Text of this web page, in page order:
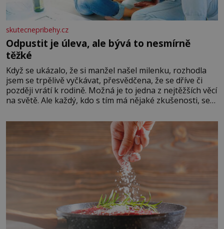
skutecnepribehy.cz
Odpustit je úleva, ale bývá to nesmírně
těžké
Když se ukázalo, že si manžel našel milenku, rozhodla
jsem se trpělivě vyčkávat, přesvědčena, že se dříve či
později vrátí k rodině. Možná je to jedna z nejtěžších věcí
na světě. Ale každý, kdo s tím má nějaké zkušenosti, se
Když se ke mně doneslo, že si manžel pořídil milenku,